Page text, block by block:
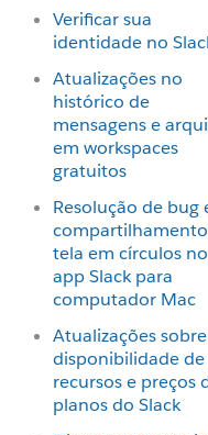
Verificar sua
identidade no
Atualizações no
histórico de
mensagens e
em workspaces
gratuitos
Resolução de bug
tela em círculos no
app Slack para
computador Mac
Atualizações
disponibilidade de
recursos e preços
planos do Slack